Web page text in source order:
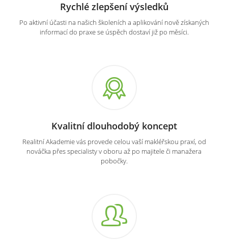
Rychlé zlepšení výsledků
Po aktivní účasti na našich školeních a aplikování nově získaných
informací do praxe se úspěch dostaví již po měsíci.
Kvalitní dlouhodobý koncept
Realitní Akademie vás provede celou vaší makléřskou praxí, od
nováčka přes specialisty v oboru až po majitele či manažera
pobočky.